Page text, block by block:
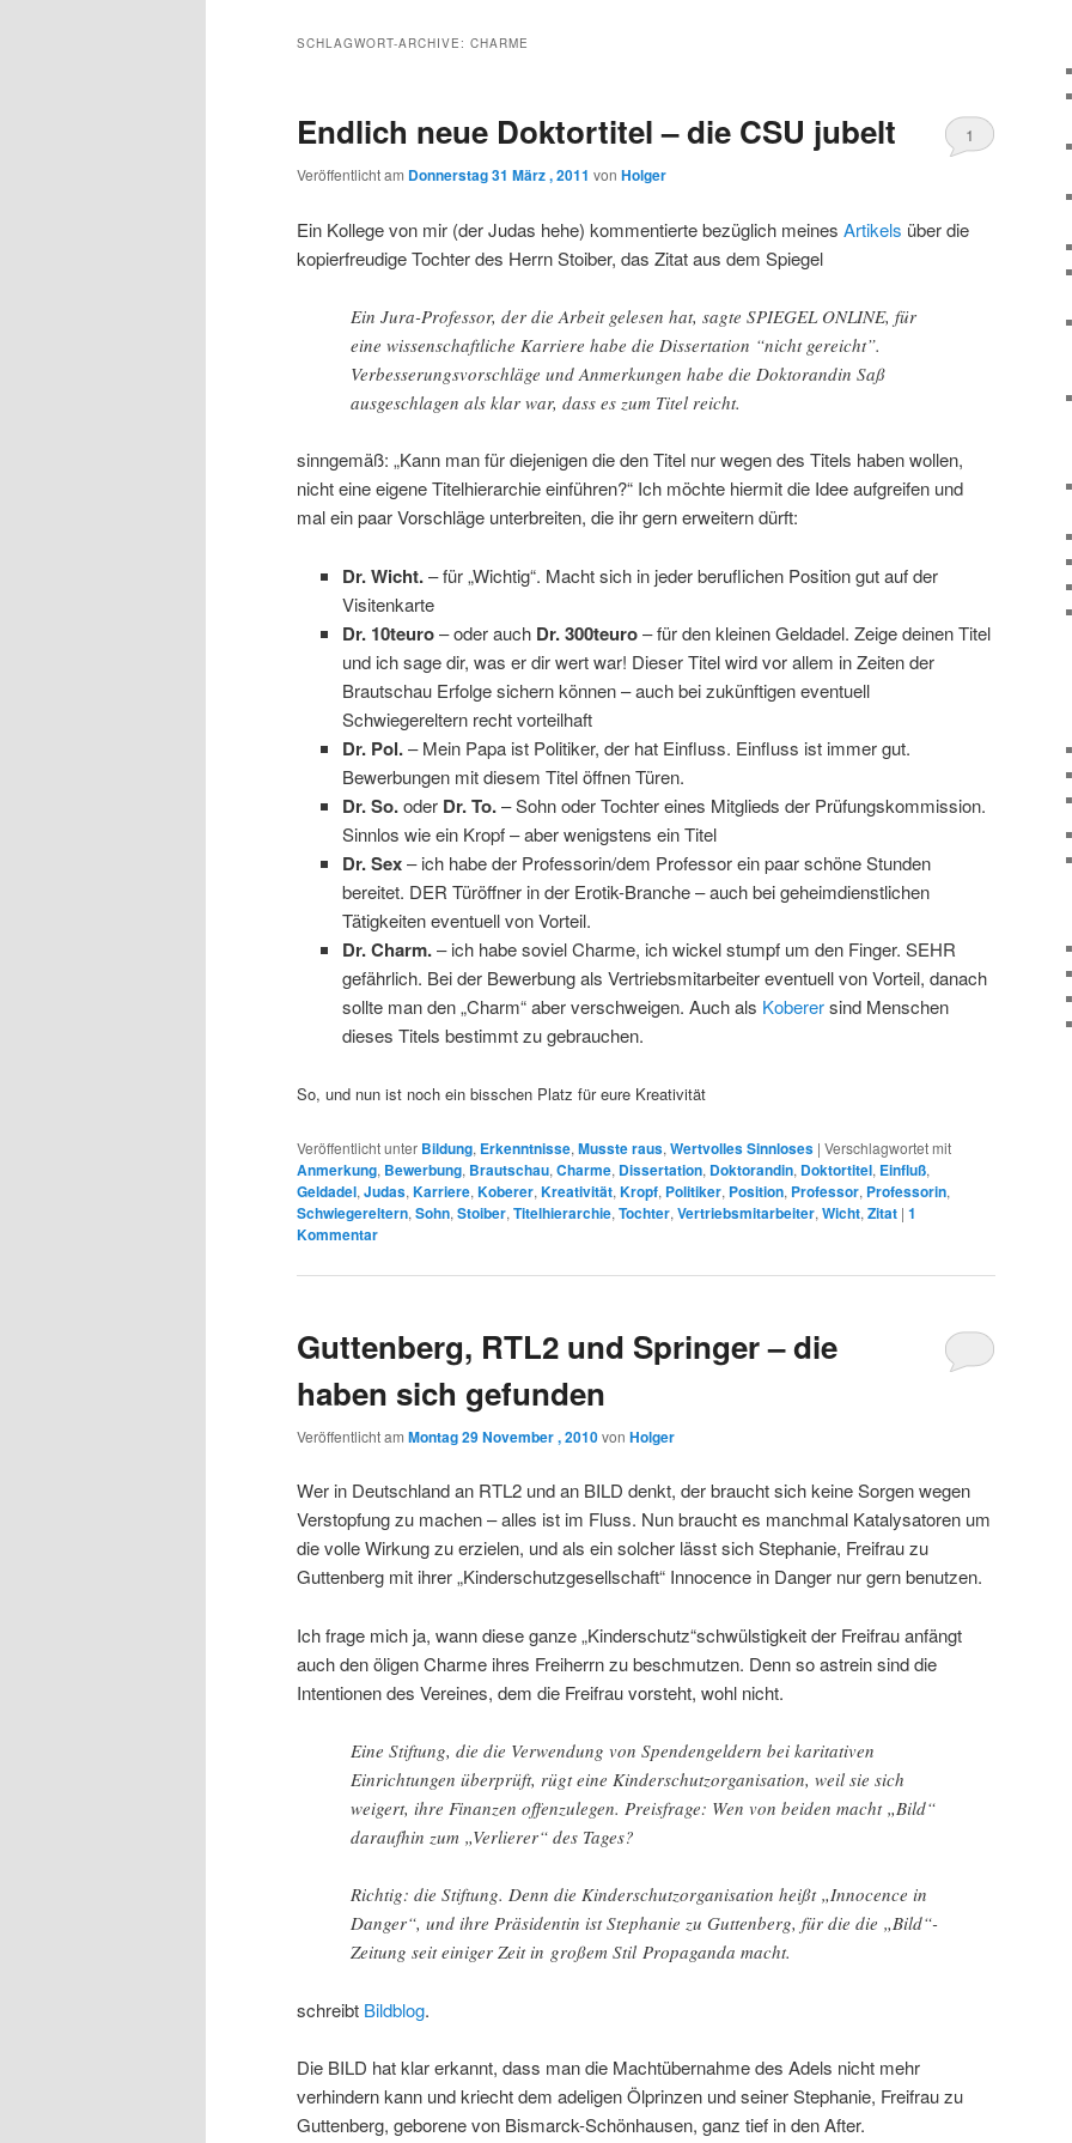
wechseln
SCHLAGWORT-ARCHIVE: CHARME
Endlich neue Doktortitel – die CSU jubelt
Veröffentlicht am Donnerstag 31 März , 2011 von Holger
1
Ein Kollege von mir (der Judas hehe) kommentierte bezüglich meines Artikels über die
kopierfreudige Tochter des Herrn Stoiber, das Zitat aus dem Spiegel
Ein Jura-Professor, der die Arbeit gelesen hat, sagte SPIEGEL ONLINE, für
eine wissenschaftliche Karriere habe die Dissertation “nicht gereicht”.
Verbesserungsvorschläge und Anmerkungen habe die Doktorandin Saß
ausgeschlagen als klar war, dass es zum Titel reicht.
sinngemäß: „Kann man für diejenigen die den Titel nur wegen des Titels haben wollen,
nicht eine eigene Titelhierarchie einführen?“ Ich möchte hiermit die Idee aufgreifen und
mal ein paar Vorschläge unterbreiten, die ihr gern erweitern dürft:
Dr. Wicht.– für „Wichtig“. Macht sich in jeder beruflichen Position gut auf der
Visitenkarte
Dr. 10teuro– oder auch Dr. 300teuro– für den kleinen Geldadel. Zeige deinen Titel
und ich sage dir, was er dir wert war! Dieser Titel wird vor allem in Zeiten der
Brautschau Erfolge sichern können – auch bei zukünftigen eventuell
Schwiegereltern recht vorteilhaft
Dr. Pol.– Mein Papa ist Politiker, der hat Einfluss. Einfluss ist immer gut.
Bewerbungen mit diesem Titel öffnen Türen.
Dr. So.oder Dr. To.– Sohn oder Tochter eines Mitglieds der Prüfungskommission.
Sinnlos wie ein Kropf – aber wenigstens ein Titel
Dr. Sex– ich habe der Professorin/dem Professor ein paar schöne Stunden
bereitet. DER Türöffner in der Erotik-Branche – auch bei geheimdienstlichen
Tätigkeiten eventuell von Vorteil.
Dr. Charm.– ich habe soviel Charme, ich wickel stumpf um den Finger. SEHR
gefährlich. Bei der Bewerbung als Vertriebsmitarbeiter eventuell von Vorteil, danach
sollte man den „Charm“ aber verschweigen. Auch als Koberersind Menschen
dieses Titels bestimmt zu gebrauchen.
So, und nun ist noch ein bisschen Platz für eure Kreativität
Veröffentlicht unter Bildung, Erkenntnisse,Musste raus,Wertvolles Sinnloses | Verschlagwortet mit
Anmerkung, Bewerbung, Brautschau,Charme, Dissertation, Doktorandin, Doktortitel, Einfluß,
Geldadel,Judas,Karriere,Koberer,Kreativität,Kropf, Politiker, Position, Professor, Professorin,
Schwiegereltern,Sohn,Stoiber,Titelhierarchie,Tochter,Vertriebsmitarbeiter,Wicht,Zitat | 1
Kommentar
Guttenberg, RTL2 und Springer – die
haben sich gefunden
Veröffentlicht am Montag 29 November , 2010von Holger
Wer in Deutschland an RTL2 und an BILD denkt, der braucht sich keine Sorgen wegen
Verstopfung zu machen – alles ist im Fluss. Nun braucht es manchmal Katalysatoren um
die volle Wirkung zu erzielen, und als ein solcher lässt sich Stephanie, Freifrau zu
Guttenberg mit ihrer „Kinderschutzgesellschaft“ Innocence in Danger nur gern benutzen.
Ich frage mich ja, wann diese ganze „Kinderschutz“schwülstigkeit der Freifrau anfängt
auch den öligen Charme ihres Freiherrn zu beschmutzen. Denn so astrein sind die
Intentionen des Vereines, dem die Freifrau vorsteht, wohl nicht.
Eine Stiftung, die die Verwendung von Spendengeldern bei karitativen
Einrichtungen überprüft, rügt eine Kinderschutzorganisation, weil sie sich
weigert, ihre Finanzen offenzulegen. Preisfrage: Wen von beiden macht „Bild“
daraufhin zum „Verlierer“ des Tages?
Richtig: die Stiftung. Denn die Kinderschutzorganisation heißt „Innocence in
Danger“, und ihre Präsidentin ist Stephanie zu Guttenberg, für die die „Bild“-
Zeitung seit einiger Zeit in großem Stil Propaganda macht.
schreibt Bildblog.
Die BILD hat klar erkannt, dass man die Machtübernahme des Adels nicht mehr
verhindern kann und kriecht dem adeligen Ölprinzen und seiner Stephanie, Freifrau zu
Guttenberg, geborene von Bismarck-Schönhausen, ganz tief in den After.